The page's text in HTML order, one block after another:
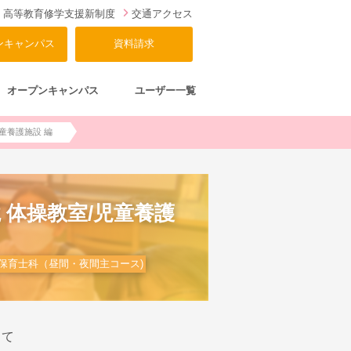
高等教育修学支援新制度 交通アクセス
キャンパス 資料請求
オープンキャンパス ユーザー一覧
養護施設 編
操教室/児童養護
育士科（昼間・夜間主コース)